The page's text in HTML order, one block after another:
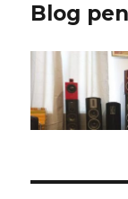
Blog